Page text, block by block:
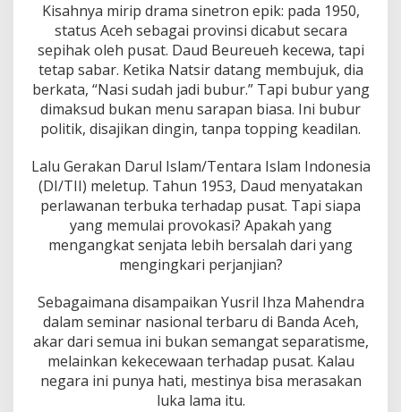
Kisahnya mirip drama sinetron epik: pada 1950,
status Aceh sebagai provinsi dicabut secara
sepihak oleh pusat. Daud Beureueh kecewa, tapi
tetap sabar. Ketika Natsir datang membujuk, dia
berkata, “Nasi sudah jadi bubur.” Tapi bubur yang
dimaksud bukan menu sarapan biasa. Ini bubur
politik, disajikan dingin, tanpa topping keadilan.
Lalu Gerakan Darul Islam/Tentara Islam Indonesia
(DI/TII) meletup. Tahun 1953, Daud menyatakan
perlawanan terbuka terhadap pusat. Tapi siapa
yang memulai provokasi? Apakah yang
mengangkat senjata lebih bersalah dari yang
mengingkari perjanjian?
Sebagaimana disampaikan Yusril Ihza Mahendra
dalam seminar nasional terbaru di Banda Aceh,
akar dari semua ini bukan semangat separatisme,
melainkan kekecewaan terhadap pusat. Kalau
negara ini punya hati, mestinya bisa merasakan
luka lama itu.